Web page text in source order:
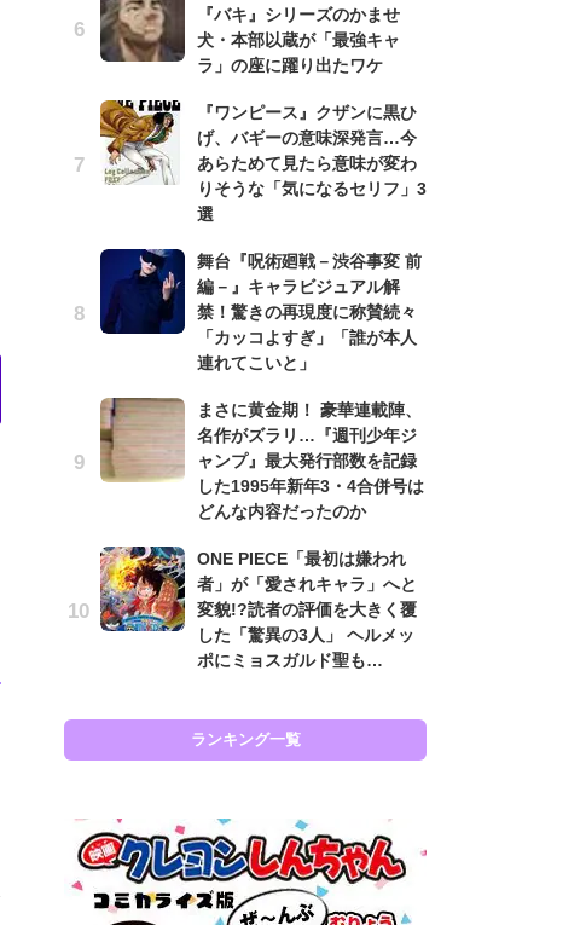
『バキ』シリーズのかませ
犬・本部以蔵が「最強キャ
ラ」の座に躍り出たワケ
『ワンピース』クザンに黒ひ
げ、バギーの意味深発言…今
あらためて見たら意味が変わ
りそうな「気になるセリフ」3
選
舞台『呪術廻戦－渋谷事変 前
編－』キャラビジュアル解
禁！驚きの再現度に称賛続々
「カッコよすぎ」「誰が本人
連れてこいと」
まさに黄金期！ 豪華連載陣、
名作がズラリ…『週刊少年ジ
ャンプ』最大発行部数を記録
した1995年新年3・4合併号は
どんな内容だったのか
ONE PIECE「最初は嫌われ
者」が「愛されキャラ」へと
変貌!?読者の評価を大きく覆
した「驚異の3人」 ヘルメッ
ポにミョスガルド聖も…
ランキング一覧